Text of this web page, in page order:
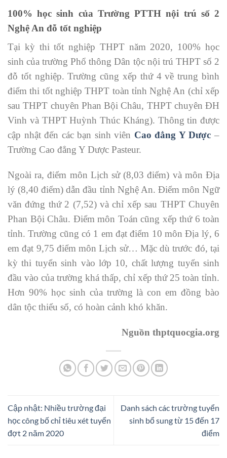
100% học sinh của Trường PTTH nội trú số 2
Nghệ An đỗ tốt nghiệp
Tại kỳ thi tốt nghiệp THPT năm 2020, 100% học
sinh của trường Phổ thông Dân tộc nội trú THPT số 2
đỗ tốt nghiệp. Trường cũng xếp thứ 4 về trung bình
điểm thi tốt nghiệp THPT toàn tỉnh Nghệ An (chỉ xếp
sau THPT chuyên Phan Bội Châu, THPT chuyên ĐH
Vinh và THPT Huỳnh Thúc Kháng). Thông tin được
cập nhật đến các bạn sinh viên Cao đẳng Y Dược –
Trường Cao đẳng Y Dược Pasteur.
Ngoài ra, điểm môn Lịch sử (8,03 điểm) và môn Địa
lý (8,40 điểm) dẫn đầu tỉnh Nghệ An. Điểm môn Ngữ
văn đứng thứ 2 (7,52) và chỉ xếp sau THPT Chuyên
Phan Bội Châu. Điểm môn Toán cũng xếp thứ 6 toàn
tỉnh. Trường cũng có 1 em đạt điểm 10 môn Địa lý, 6
em đạt 9,75 điểm môn Lịch sử… Mặc dù trước đó, tại
kỳ thi tuyển sinh vào lớp 10, chất lượng tuyển sinh
đầu vào của trường khá thấp, chỉ xếp thứ 25 toàn tỉnh.
Hơn 90% học sinh của trường là con em đồng bào
dân tộc thiểu số, có hoàn cảnh khó khăn.
Nguồn thptquocgia.org
Cập nhật: Nhiều trường đại
học công bố chỉ tiêu xét tuyển
đợt 2 năm 2020
Danh sách các trường tuyển
sinh bổ sung từ 15 đến 17
điểm